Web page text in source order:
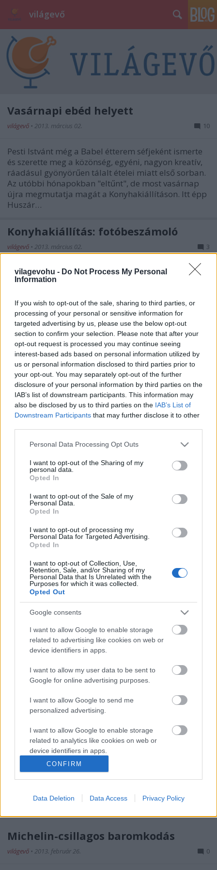
vilagevohu - Do Not Process My Personal
Information
If you wish to opt-out of the sale, sharing to third parties, or
processing of your personal or sensitive information for
targeted advertising by us, please use the below opt-out
section to confirm your selection. Please note that after your
opt-out request is processed you may continue seeing
interest-based ads based on personal information utilized by
us or personal information disclosed to third parties prior to
your opt-out. You may separately opt-out of the further
disclosure of your personal information by third parties on the
IAB’s list of downstream participants. This information may
also be disclosed by us to third parties on the IAB’s List of
Downstream Participants that may further disclose it to other
Please note that this website/app uses one or more Google
not limited to your visit or usage behaviour. You may click to
grant or deny consent to Google and its third-party tags to
use your data for below specified purposes in below Google
consent section.
Personal Data Processing Opt Outs
I want to opt-out of the Sharing of my
personal data.
Opted In
I want to opt-out of the Sale of my
Personal Data.
Opted In
I want to opt-out of processing my
Personal Data for Targeted Advertising.
Opted In
I want to opt-out of Collection, Use,
Retention, Sale, and/or Sharing of my
Personal Data that Is Unrelated with the
Purposes for which it was collected.
Opted Out
Google consents
I want to allow Google to enable storage
related to advertising like cookies on web or
device identifiers in apps.
I want to allow my user data to be sent to
Google for online advertising purposes.
I want to allow Google to send me
personalized advertising.
I want to allow Google to enable storage
related to analytics like cookies on web or
device identifiers in apps.
I want to allow Google to enable storage
related to functionality of the website or app.
I want to allow Google to enable storage
I want to allow Google to enable storage
related to security, including authentication
functionality and fraud prevention, and other
CONFIRM
Data Deletion Data Access Privacy Policy
világevő
Vasárnapi ebéd helyett
világevő • 2013. március 02. 10
Pesti Istvánt még a Babel étterem séfjeként ismerte
és szerette meg a közönség, egyéni, nagyon kreatív,
ráadásul gyönyörűen tálalt ételei miatt első sorban.
Az utóbbi hónapokban "eltűnt", de most vasárnap
újra megmutatja magát a Konyhakiállításon. Itt épp
Huszár…
Konyhakiállítás: fotóbeszámoló
világevő • 2013. március 02. 3
Az egész hétvége a konyhákról szól a Budapest
Sportarénában, a tegnapi nyitónapra ki is mentem
aki kilátogat, plusz a gasztroprogramok és
bemutatók, amik folyamatosan zajlanak, ma többek
közt Balatoni Brigitta…
Tényleg együnk úgy, mint egy
ősember? És mit is evett tényleg egy
ősember?
világevő •2013. március 01.
elhízásra és rengeteg egyéb problémára, mindössze
úgy, mint egy ősember. De mennyire
megalapozottak a…
Izgalmas gasztroprogram a
hétvégére
világevő•2013. március 01.
Ezekben a percekben kezdődött el, és egészen
vasárnap késő délutánig tart a Budapest
Sportarénában a Konyhakiállítás, ahol egyrészt
nagyon alaposan körül lehet nézni konyhabútorok
és konyhai eszközök, gépek témában, másrészt
vannak izgalmas programok, bemutatók…
Michelin-csillagos baromkodás
világevő • 2013. február 26. 0